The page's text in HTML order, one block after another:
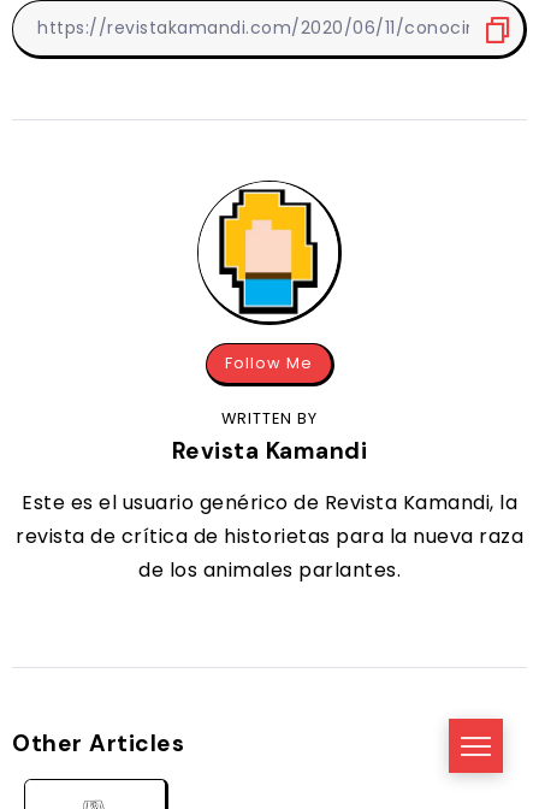
Follow Me
WRITTEN BY
Revista Kamandi
Este es el usuario genérico de Revista Kamandi, la
revista de crítica de historietas para la nueva raza
de los animales parlantes.
Other Articles